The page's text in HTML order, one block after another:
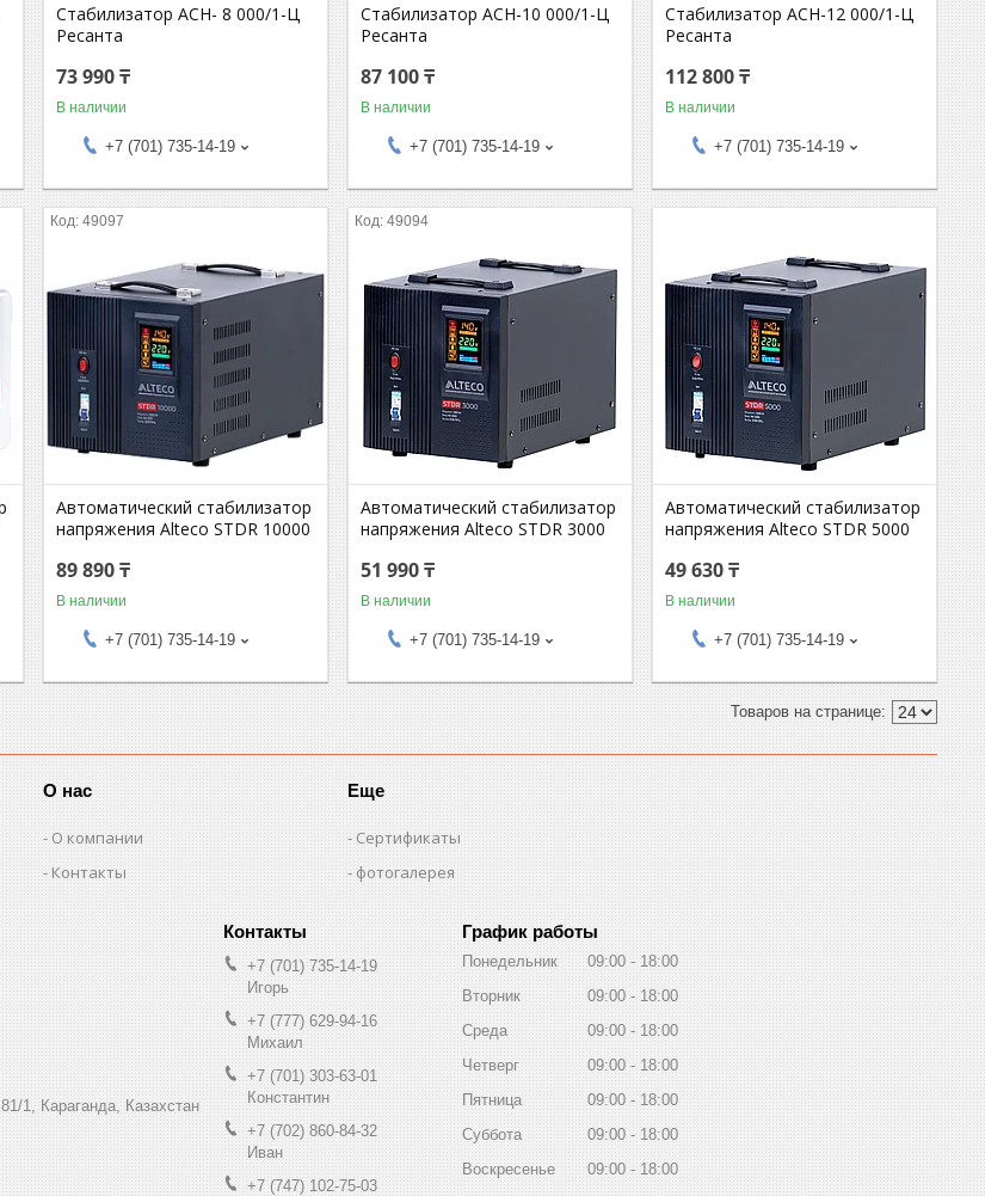
Стабилизатор АСН- 8 000/1-Ц
Ресанта
73 990 ₸
В наличии
+7 (701) 735-14-19
Стабилизатор АСН-10 000/1-Ц
Ресанта
87 100 ₸
В наличии
+7 (701) 735-14-19
Стабилизатор АСН-12 000/1-Ц
Ресанта
112 800 ₸
В наличии
+7 (701) 735-14-19
49097
Автоматический стабилизатор
напряжения Alteco STDR 10000
89 890 ₸
В наличии
+7 (701) 735-14-19
49094
Автоматический стабилизатор
напряжения Alteco STDR 3000
51 990 ₸
В наличии
+7 (701) 735-14-19
Автоматический стабилизатор
напряжения Alteco STDR 5000
49 630 ₸
В наличии
+7 (701) 735-14-19
О нас
О компании
Контакты
Еще
Сертификаты
фотогалерея
1, Караганда, Казахстан
+7 (701) 735-14-19
Игорь
+7 (777) 629-94-16
Михаил
+7 (701) 303-63-01
Константин
+7 (702) 860-84-32
Иван
+7 (747) 102-75-03
График работы
Понедельник 09:00
18:00
Вторник
09:00
18:00
Среда
09:00
18:00
Четверг
09:00
18:00
Пятница
09:00
18:00
Суббота
09:00
18:00
Воскресенье
09:00 18:00